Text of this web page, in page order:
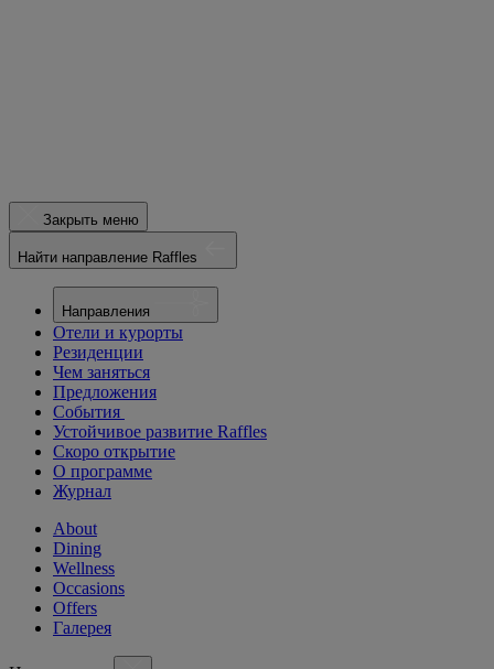
Закрыть меню
Найти направление Raffles
Направления
Отели и курорты
Резиденции
Чем заняться
Предложения
События
Устойчивое развитие Raffles
Скоро открытие
О программе
Журнал
About
Dining
Wellness
Occasions
Offers
Галерея